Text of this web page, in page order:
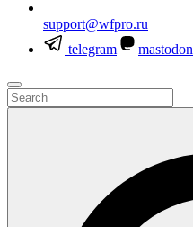
support@wfpro.ru
telegram
mastodon